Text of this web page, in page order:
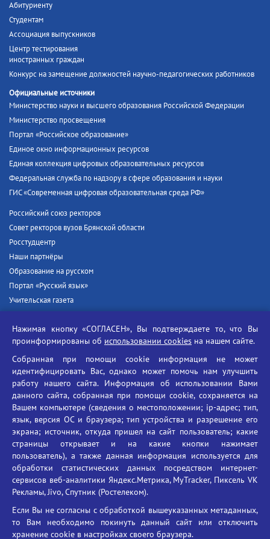
Абитуриенту
Студентам
Ассоциация выпускников
Центр тестирования
иностранных граждан
Конкурс на замещение должностей научно-педагогических работников
Официальные источники
Министерство науки и высшего образования Российской Федерации
Министерство просвещения
Портал «Российское образование»
Единое окно информационных ресурсов
Единая коллекция цифровых образовательных ресурсов
Федеральная служба по надзору в сфере образования и науки
ГИС «Современная цифровая образовательная среда РФ»
Российский союз ректоров
Совет ректоров вузов Брянской области
Росстудцентр
Наши партнёры
Образование на русском
Портал «Русский язык»
Учительская газета
Единый портал государственных услуг
Противодействие угрозам информационной безопасности
Социальные ролики - Генеральная прокуратура РФ
Противодействие коррупции
БГУ против наркотиков
Брянский государственный университет
имени академика И.Г. Петровского
Время работы: пн-пт 09:00-18:00
Телефон: +7(4832)58-90-85
Нажимая кнопку «СОГЛАСЕН», Вы подтверждаете то, что Вы
проинформированы об использовании cookies на нашем сайте.
Собранная при помощи cookie информация не может
идентифицировать Вас, однако может помочь нам улучшить
работу нашего сайта. Информация об использовании Вами
данного сайта, собранная при помощи cookie, сохраняется на
Вашем компьютере (сведения о местоположении; ip-адрес; тип,
язык, версия ОС и браузера; тип устройства и разрешение его
экрана; источник, откуда пришел на сайт пользователь; какие
страницы открывает и на какие кнопки нажимает
пользователь), а также данная информация используется для
обработки статистических данных посредством интернет-
сервисов веб-аналитики Яндекс.Метрика, MyTracker, Пиксель VK
Рекламы, Jivo, Спутник (Ростелеком).
Если Вы не согласны с обработкой вышеуказанных метаданных,
то Вам необходимо покинуть данный сайт или отключить
хранение cookie в настройках своего браузера.